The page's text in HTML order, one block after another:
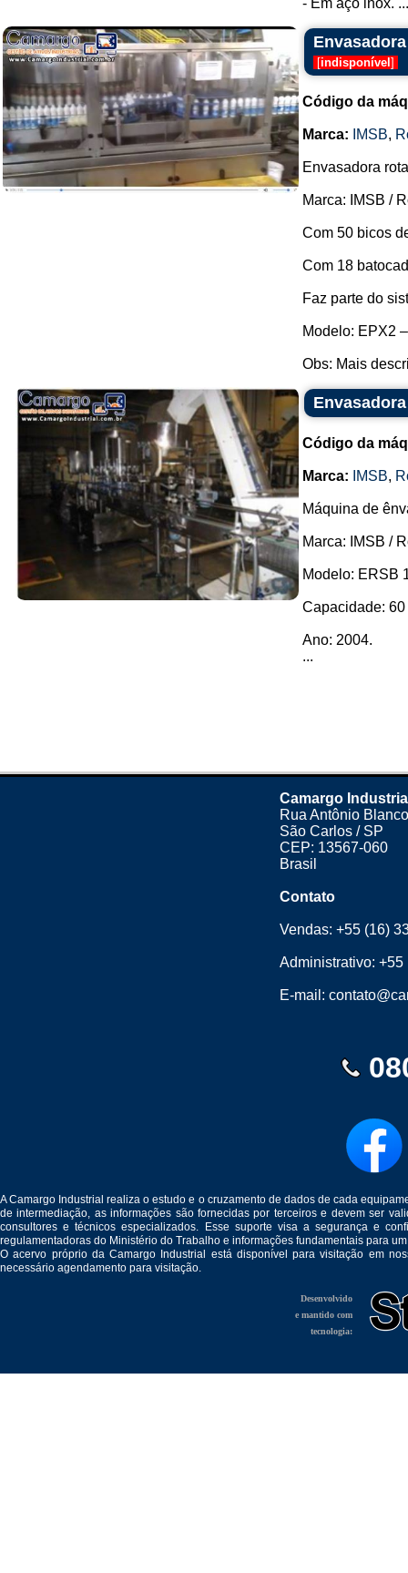
- Em aço inox. ...
[indisponível ]
Código da
Marca: IMSB,
Envasadora
Marca: IMSB /
Com 50 bicos
Com 18
Faz parte do
Modelo: EPX2
Obs: Mais
Código da
Marca: IMSB,
Máquina de
Marca: IMSB /
Modelo: ERSB
Capacidade: 60
Ano: 2004.
...
Camargo
Rua Antônio
São Carlos / SP
CEP: 13567-060
Brasil
Contato
Vendas:+55 (16)
Administrativo:+55
E-mail:
A Camargo Industrial realiza o estudo e o cruzamento de dados de cada
de intermediação, as informações são fornecidas por terceiros e devem ser
consultores e técnicos especializados. Esse suporte visa a segurança e
regulamentadoras do Ministério do Trabalho e informações fundamentais para
O acervo próprio da Camargo Industrial está disponível para visitação em
necessário agendamento para visitação.
Desenvolvido
e mantido com
tecnologia: